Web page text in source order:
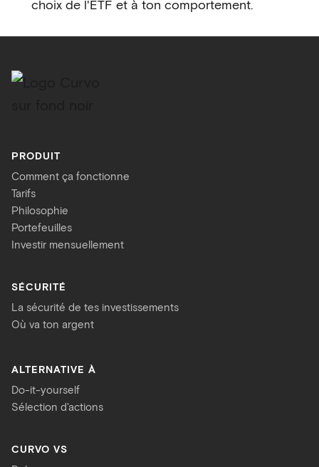
choix de l'ETF et à ton comportement.
PRODUIT
Comment ça fonctionne
Tarifs
Philosophie
Portefeuilles
Investir mensuellement
SÉCURITÉ
La sécurité de tes investissements
Où va ton argent
ALTERNATIVE À
Do-it-yourself
Sélection d'actions
CURVO VS